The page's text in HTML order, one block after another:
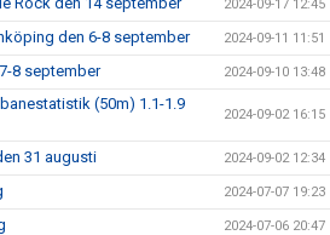
2024-09-17 12:45
den 6-8 september 2024-09-11 11:51
8 september 2024-09-10 13:48
(50m) 1.1-1.9
2024-09-02 16:15
31 augusti 2024-09-02 12:34
2024-07-07 19:23
2024-07-06 20:47